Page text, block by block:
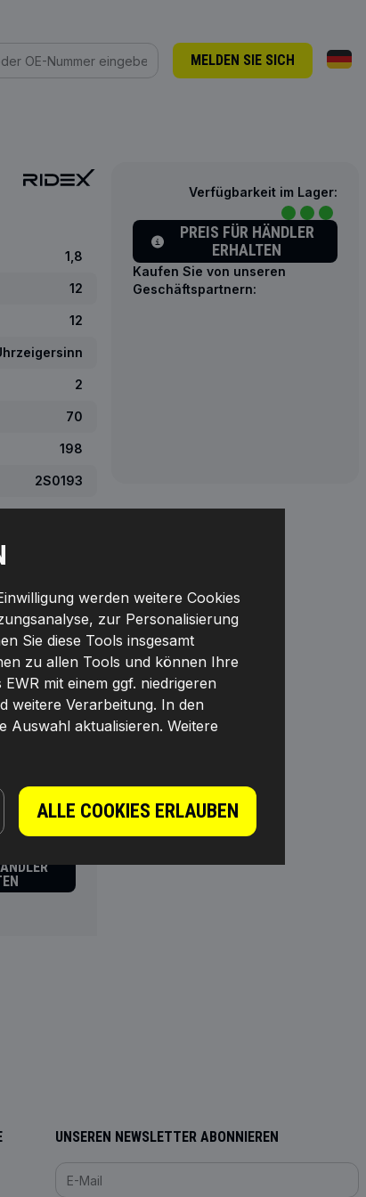
MELDEN SIE SICH
werden weitere Cookies
zur Personalisierung
Sie diese Tools insgesamt
zu allen Tools und können Ihre
mit einem ggf. niedrigeren
weitere Verarbeitung. In den
Auswahl aktualisieren. Weitere
ALLE COOKIES ERLAUBEN
1,8
12
12
2
70
198
2S0193
Verfügbarkeit im Lager:
PREIS FÜR HÄNDLER
ERHALTEN
Kaufen Sie von unseren
Geschäftspartnern:
UNSEREN NEWSLETTER ABONNIEREN